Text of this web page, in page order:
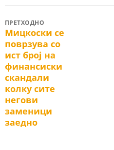
Post
navigation
ПРЕТХОДНО
Previous
post:
Мицкоски се
поврзува со
ист број на
финансиски
скандали
колку сите
негови
заменици
заедно